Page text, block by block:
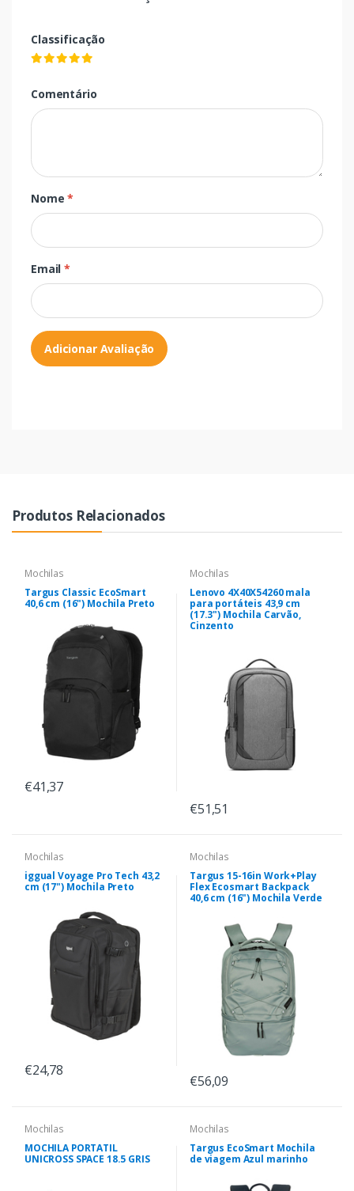
Classificação
Comentário
Nome*
Email*
Adicionar Avaliação
Produtos Relacionados
Mochilas
Targus Classic EcoSmart
40,6 cm (16") Mochila Preto
€41,37
Mochilas
Lenovo 4X40X54260 mala
para portáteis 43,9 cm
(17.3") Mochila Carvão,
Cinzento
€51,51
Mochilas
iggual Voyage Pro Tech 43,2
cm (17") Mochila Preto
€24,78
Mochilas
Targus 15-16in Work+Play
Flex Ecosmart Backpack
40,6 cm (16") Mochila Verde
€56,09
Mochilas
MOCHILA PORTATIL
UNICROSS SPACE 18.5 GRIS
Mochilas
Targus EcoSmart Mochila
de viagem Azul marinho